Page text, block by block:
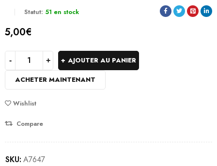
Statut: 51 en stock
5,00€
AJOUTER AU PANIER
ACHETER MAINTENANT
Wishlist
Compare
SKU: A7647